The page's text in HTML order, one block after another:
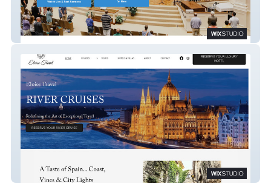
Southside Baptist Church
Eloise Travel